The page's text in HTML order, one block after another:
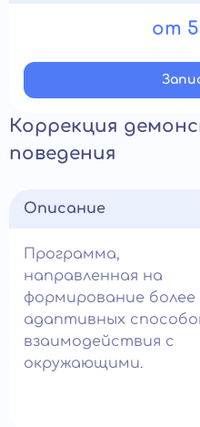
от 5
Коррекция
поведения
Описание
Программа,
направленная на
формирование более
адаптивных
взаимодействия с
окружающими.